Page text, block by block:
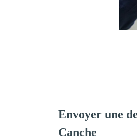
Envoyer une
Canche